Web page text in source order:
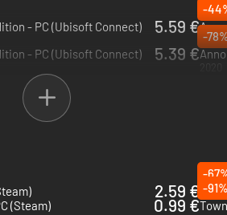
- PC (Ubisoft Connect)
5.59 €
-
2024
- PC (Ubisoft Connect)
5.39 €
-
2.59 €
-
(Steam)
0.99 €
-